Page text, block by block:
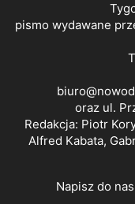
pismo wydawane
oraz ul.
Redakcja: Piotr
Alfred Kabata,
Napisz do